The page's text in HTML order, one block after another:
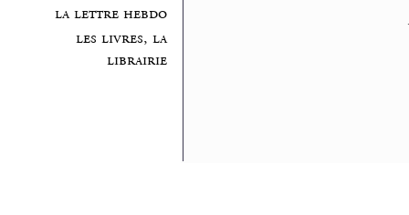
la lettre hebdo
les livres, la
librairie